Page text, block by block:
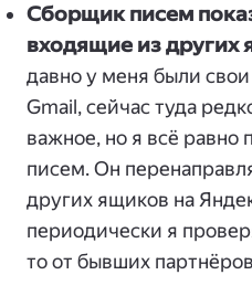
Сборщик писем
входящие из других
давно у меня были свои
Gmail, сейчас туда
важное, но я всё
писем. Он
других ящиков на
периодически я
то от бывших